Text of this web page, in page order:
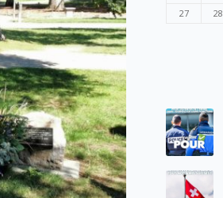
27
28